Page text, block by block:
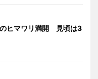
ヒマワリ満開 見頃は3